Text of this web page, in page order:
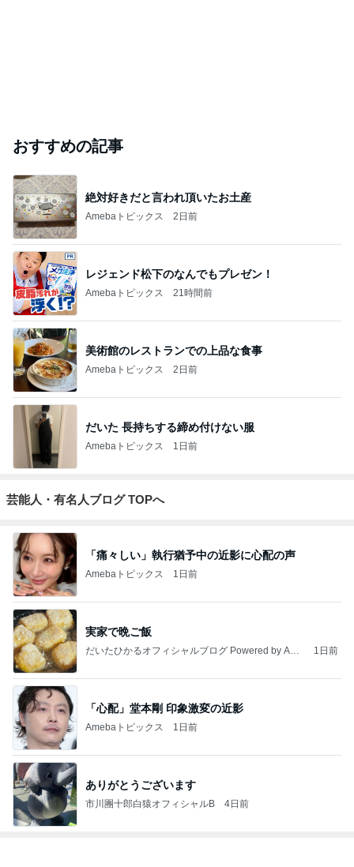
おすすめの記事
絶対好きだと言われ頂いたお土産
Amebaトピックス 2日前
レジェンド松下のなんでもプレゼン！
Amebaトピックス 21時間前
美術館のレストランでの上品な食事
Amebaトピックス 2日前
だいた 長持ちする締め付けない服
Amebaトピックス 1日前
芸能人・有名人ブログ TOPへ
「痛々しい」執行猶予中の近影に心配の声
Amebaトピックス 1日前
実家で晩ご飯
だいたひかるオフィシャルブログ Powered by Ame
1日前
「心配」堂本剛 印象激変の近影
Amebaトピックス 1日前
ありがとうございます
市川團十郎白猿オフィシャルB 4日前